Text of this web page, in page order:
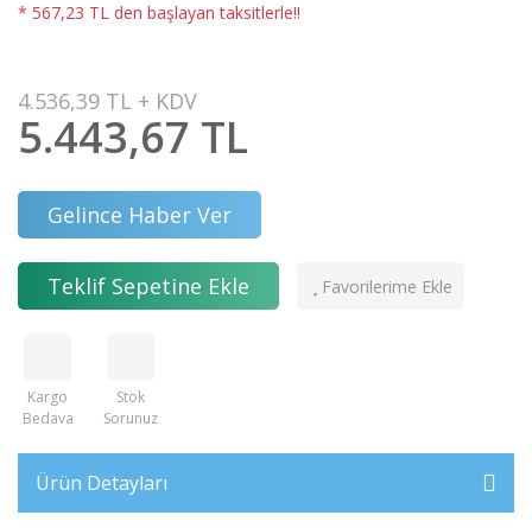
* 567,23 TL den başlayan taksitlerle!!
4.536,39 TL + KDV
5.443,67 TL
Gelince Haber Ver
Teklif Sepetine Ekle
Kargo
Bedava
Stok
Sorunuz
Ürün Detayları